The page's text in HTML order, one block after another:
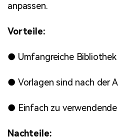
anpassen.
Vorteile:
● Umfangreiche
● Vorlagen sind nach der
● Einfach zu
Nachteile: